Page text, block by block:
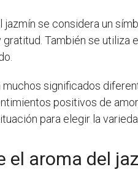
jazmín se considera un
También se utiliza
muchos significados
positivos de
para elegir la
el aroma del